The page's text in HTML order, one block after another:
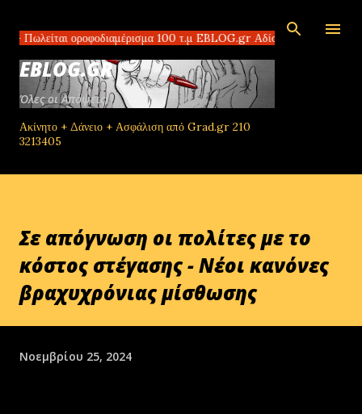
100 τ.μ EBLOG.gr Αδίστακτοι διακινητές
EBLOG.GR
Όλες οι Απόψεις!
Ακίνητο + Δάνειο + Ασφάλιση από Grad.gr 210
3213405
Σε απόγνωση οι πολίτες με το
κόστος στέγασης - Νέοι κανόνες
βραχυχρόνιας μίσθωσης
Νοεμβρίου 25, 2024